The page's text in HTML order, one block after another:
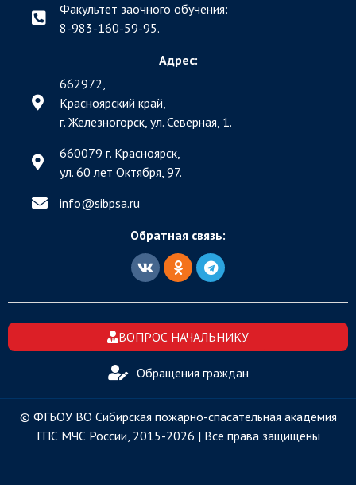
Факультет заочного обучения:
8-983-160-59-95.
Адрес:
662972,
Красноярский край,
г. Железногорск, ул. Северная, 1.
660079 г. Красноярск,
ул. 60 лет Октября, 97.
info@sibpsa.ru
Обратная связь:
ВОПРОС НАЧАЛЬНИКУ
Обращения граждан
© ФГБОУ ВО Сибирская пожарно-спасательная академия
ГПС МЧС России, 2015-2026 | Все права защищены